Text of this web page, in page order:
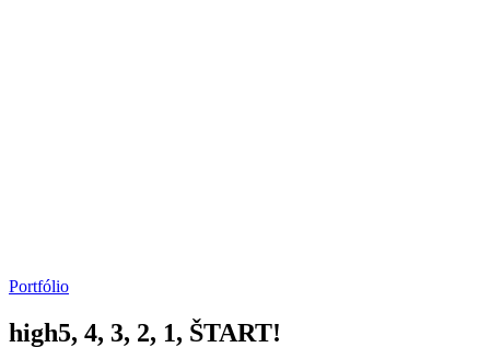
Portfólio
high5, 4, 3, 2, 1, ŠTART!